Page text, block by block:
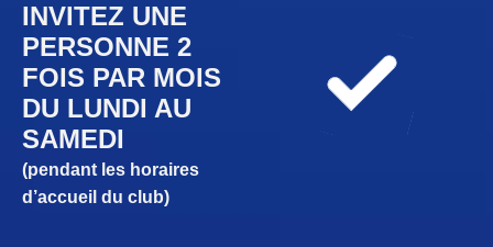
INVITEZ UNE
PERSONNE 2
FOIS PAR MOIS
DU LUNDI AU
SAMEDI
(pendant les horaires
d’accueil du club)